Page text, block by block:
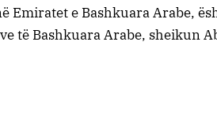
Emiratet e Bashkuara Arabe,
të Bashkuara Arabe, sheikun